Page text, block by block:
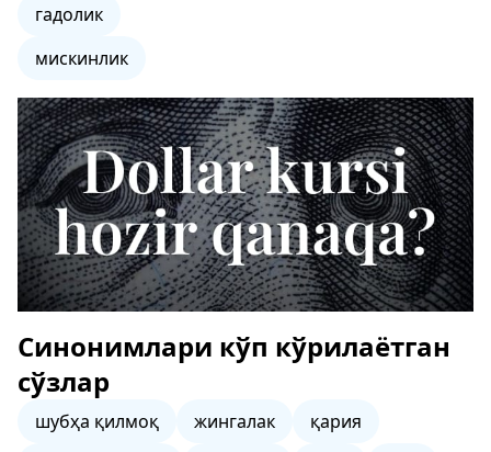
гадолик
мискинлик
Синонимлари кўп кўрилаётган
сўзлар
шубҳа қилмоқ жингалак
қария